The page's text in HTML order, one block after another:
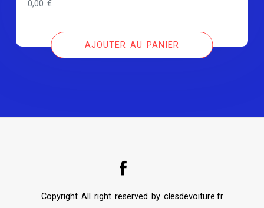
0,00€
AJOUTER AU PANIER
Copyright All right reserved by clesdevoiture.fr